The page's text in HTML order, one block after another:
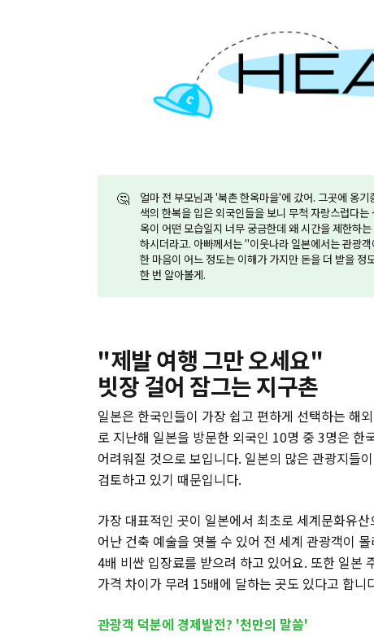
🤔
얼마 전 부모님과 '북촌 한옥마을'에 갔어. 그곳에 옹
색의 한복을 입은 외국인들을 보니 무척 자랑스럽다
옥이 어떤 모습일지 너무 궁금한데 왜 시간을 제한하
하시더라고. 아빠께서는 "이웃나라 일본에서는 관광
한 마음이 어느 정도는 이해가 가지만 돈을 더 받을
한 번 알아볼게.
"제발 여행 그만 오세요"
빗장 걸어 잠그는 지구촌
일본은 한국인들이 가장 쉽고 편하게 선택하는 해
로 지난해 일본을 방문한 외국인 10명 중 3명은
어려워질 것으로 보입니다. 일본의 많은 관광지들
검토하고 있기 때문입니다.
가장 대표적인 곳이 일본에서 최초로 세계문화유
어난 건축 예술을 엿볼 수 있어 전 세계 관광객이
4배 비싼 입장료를 받으려 하고 있어요. 또한 일본
가격 차이가 무려 15배에 달하는 곳도 있다고 합니
관광객 덕분에 경제발전? '천만의 말씀'